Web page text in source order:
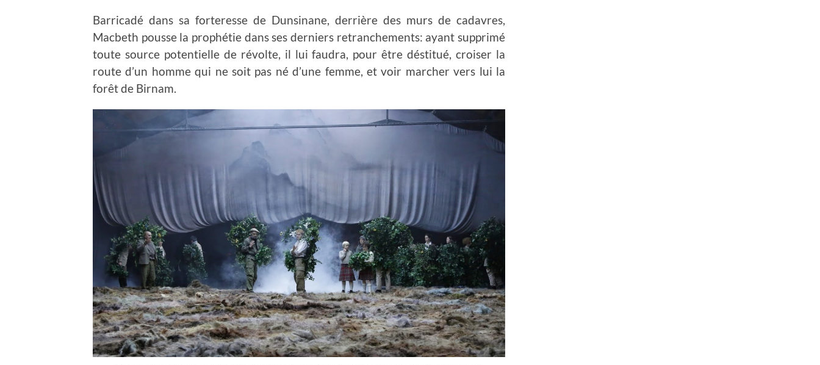
Barricadé dans sa forteresse de Dunsinane, derrière des murs de cadavres,
Macbeth pousse la prophétie dans ses derniers retranchements: ayant supprimé
toute source potentielle de révolte, il lui faudra, pour être déstitué, croiser la
route d’un homme qui ne soit pas né d’une femme, et voir marcher vers lui la
forêt de Birnam.